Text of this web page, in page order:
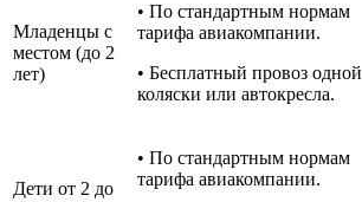
Младенцы с
местом (до 2
лет)
• По стандартным нормам
тарифа авиакомпании.
• Бесплатный провоз одной
коляски или автокресла.
Дети от 2 до
• По стандартным нормам
тарифа авиакомпании.